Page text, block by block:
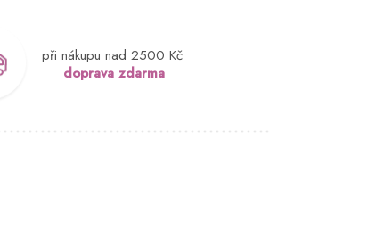
při nákupu nad 2500 Kč
doprava zdarma